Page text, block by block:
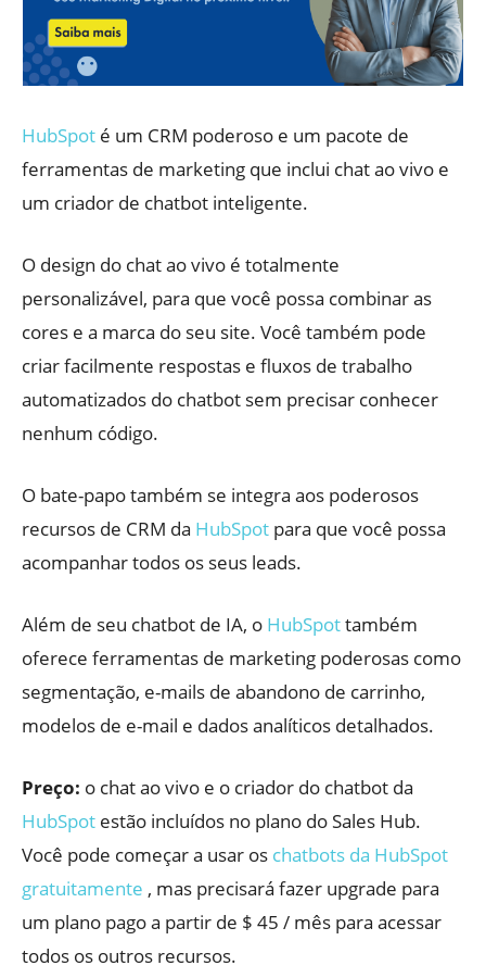
HubSpot é um CRM poderoso e um pacote de
ferramentas de marketing que inclui chat ao vivo e
um criador de chatbot inteligente.
O design do chat ao vivo é totalmente
personalizável, para que você possa combinar as
cores e a marca do seu site. Você também pode
criar facilmente respostas e fluxos de trabalho
automatizados do chatbot sem precisar conhecer
nenhum código.
O bate-papo também se integra aos poderosos
recursos de CRM da HubSpot para que você possa
acompanhar todos os seus leads.
Além de seu chatbot de IA, o HubSpottambém
oferece ferramentas de marketing poderosas como
segmentação, e-mails de abandono de carrinho,
modelos de e-mail e dados analíticos detalhados.
Preço: o chat ao vivo e o criador do chatbot da
HubSpot estão incluídos no plano do Sales Hub.
Você pode começar a usar os chatbots da HubSpot
gratuitamente , mas precisará fazer upgrade para
um plano pago a partir de $ 45 / mês para acessar
todos os outros recursos.